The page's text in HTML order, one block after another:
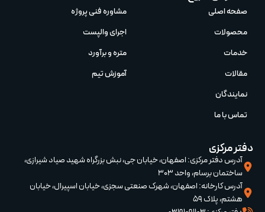
صفحه اصلی
محصولات
خدمات
مقالات
نمایندگان
تماس با ما
مشاوره فنی پروژه
اجرای والپست
متره و برآورد
آموزش تیم‌
دفتر مرکزی
آدرس دفتر مرکزی: اصفهان، خیابان جی، نبش بزرگراه شهید صیاد شیرازی،
ساختمان برسام، واحد 303
آدرس کارخانه: اصفهان، شهرک صنعتی سجزی، خیابان اسپیرال، خیابان
هشتم، پلاک 59